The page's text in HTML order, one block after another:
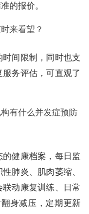
的报价。
来看望？
间限制，同时也支
务评估，可直观了
有什么并发症预防
健康档案，每日监
肺炎、肌肉萎缩、
动康复训练、日常
身减压，定期更新